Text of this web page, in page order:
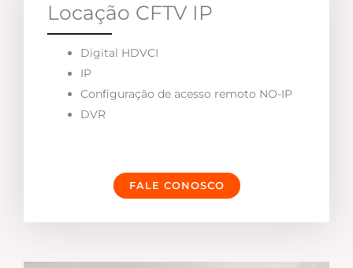
Locação CFTV IP
Digital HDVCI
IP
Configuração de acesso remoto NO-IP
DVR
FALE CONOSCO